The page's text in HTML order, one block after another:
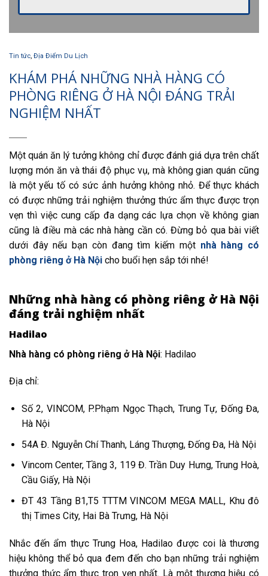
Tin tức Địa Điểm Du Lịch
KHÁM PHÁ NHỮNG NHÀ HÀNG CÓ
PHÒNG RIÊNG Ở HÀ NỘI ĐÁNG TRẢI
NGHIỆM NHẤT
Một quán ăn lý tưởng không chỉ được đánh giá dựa trên chất
lượng món ăn và thái độ phục vụ, mà không gian quán cũng
là một yếu tố có sức ảnh hưởng không nhỏ. Để thực khách
có được những trải nghiệm thưởng thức ẩm thực được trọn
vẹn thì việc cung cấp đa dạng các lựa chọn về không gian
cũng là điều mà các nhà hàng cần có. Đừng bỏ qua bài viết
dưới đây nếu bạn còn đang tìm kiếm một nhà hàng có
phòng riêng ở Hà Nội cho buổi hẹn sắp tới nhé!
Những nhà hàng có phòng riêng ở Hà Nội
đáng trải nghiệm nhất
Hadilao
Nhà hàng có phòng riêng ở Hà Nội: Hadilao
Địa chỉ:
Số 2, VINCOM, P.Phạm Ngọc Thạch, Trung Tự, Đống Đa,
Hà Nội
54A Đ. Nguyễn Chí Thanh, Láng Thượng, Đống Đa, Hà Nội
Vincom Center, Tầng 3, 119 Đ. Trần Duy Hưng, Trung Hoà,
Cầu Giấy, Hà Nội
ĐT 43 Tầng B1,T5 TTTM VINCOM MEGA MALL, Khu đô
thị Times City, Hai Bà Trưng, Hà Nội
Nhắc đến ẩm thực Trung Hoa, Hadilao được coi là thương
hiệu không thể bỏ qua đem đến cho bạn những trải nghiệm
thưởng thức ẩm thực trọn vẹn nhất. Là một thương hiệu có